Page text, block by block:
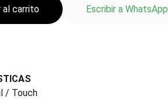
al carrito Escribir a WhatsApp
/ Touch